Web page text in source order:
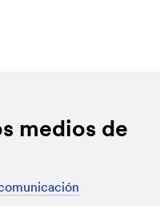
medios de